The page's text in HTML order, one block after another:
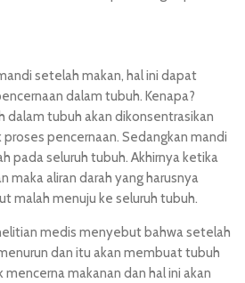
setelah makan, hal ini dapat
dalam tubuh. Kenapa?
dalam tubuh akan dikonsentrasikan
pencernaan. Sedangkan mandi
pada seluruh tubuh. Akhirnya ketika
maka aliran darah yang harusnya
malah menuju ke seluruh tubuh.
medis menyebut bahwa setelah
dan itu akan membuat tubuh
makanan dan hal ini akan